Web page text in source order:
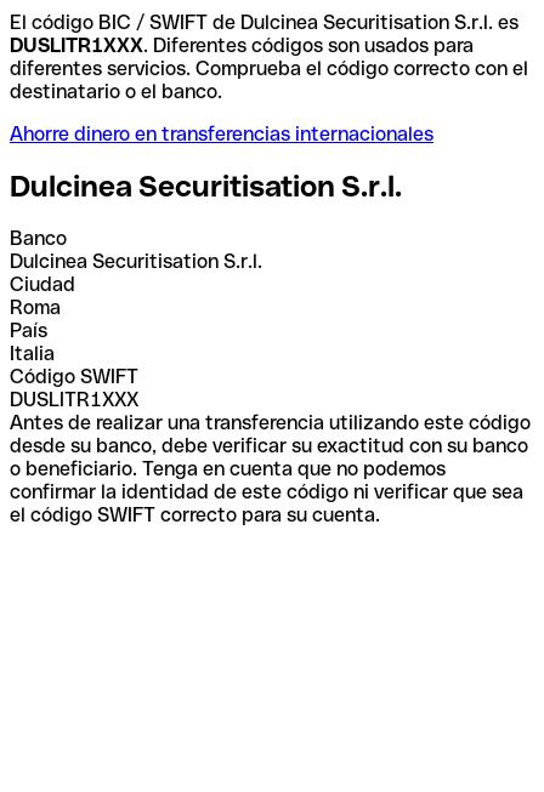
El código BIC / SWIFT de Dulcinea Securitisation S.r.l. es
DUSLITR1XXX. Diferentes códigos son usados para
diferentes servicios. Comprueba el código correcto con el
destinatario o el banco.
Ahorre dinero en transferencias internacionales
Dulcinea Securitisation S.r.l.
Banco
Dulcinea Securitisation S.r.l.
Ciudad
Roma
País
Italia
Código SWIFT
DUSLITR1XXX
Antes de realizar una transferencia utilizando este código
desde su banco, debe verificar su exactitud con su banco
o beneficiario. Tenga en cuenta que no podemos
confirmar la identidad de este código ni verificar que sea
el código SWIFT correcto para su cuenta.